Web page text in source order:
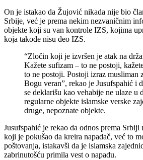
On je istakao da Žujović nikada nije bio
Srbije, već je prema nekim nezvaničnim
objekte koji su van kontrole IZS, kojima
koja takođe nisu deo IZS.
“Zločin koji je izvršen je atak na
Kažete sufizam – to ne postoji,
to ne postoji. Postoji izraz musliman
Bogu veran”, rekao je Jusufspahić i
se deklarišu kao vehabije ne ulaze u
regularne objekte islamske verske
druge, nepoznate objekte.
Jusufspahić je rekao da odnos prema Srbiji
koji je pokušao da kreira napadač, već to
poštovanja, istakavši da je islamska
zabrinutošću primila vest o napadu.